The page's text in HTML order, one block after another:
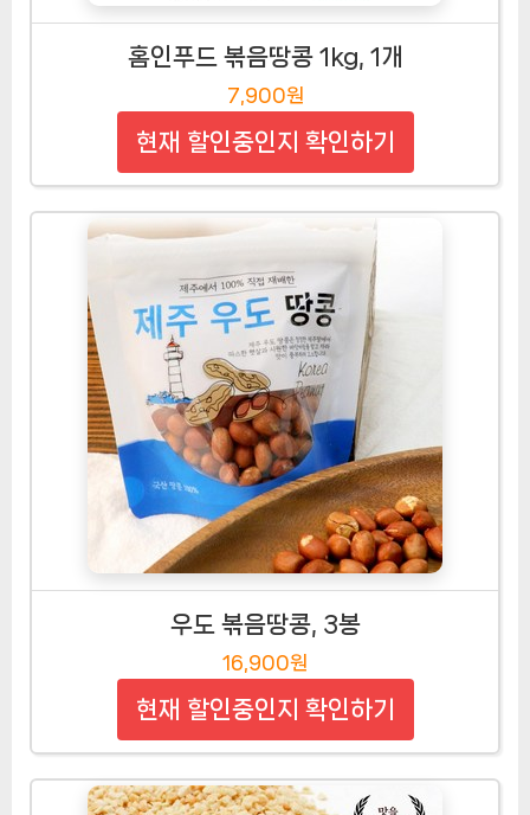
홈인푸드 볶음땅콩 1kg, 1개
7,900원
현재 할인중인지 확인하기
우도 볶음땅콩, 3봉
16,900원
현재 할인중인지 확인하기